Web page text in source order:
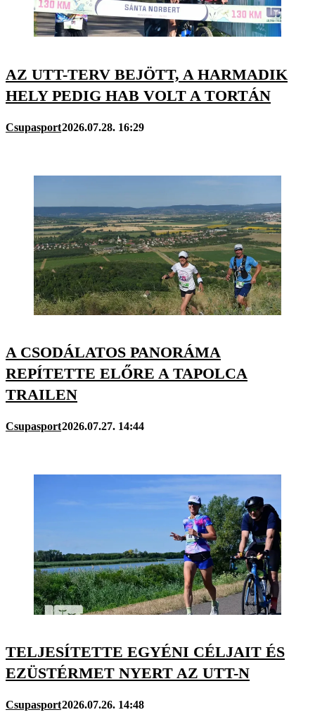
AZ UTT-TERV BEJÖTT, A HARMADIK
HELY PEDIG HAB VOLT A TORTÁN
Csupasport2026.07.28. 16:29
A CSODÁLATOS PANORÁMA
REPÍTETTE ELŐRE A TAPOLCA
TRAILEN
Csupasport2026.07.27. 14:44
TELJESÍTETTE EGYÉNI CÉLJAIT ÉS
EZÜSTÉRMET NYERT AZ UTT-N
Csupasport2026.07.26. 14:48